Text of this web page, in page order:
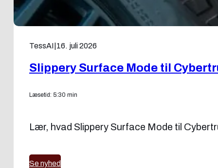
TessAI 16. juli 2026
Slippery Surface Mode til
Læsetid: 5:30 min
Lær, hvad Slippery Surface Mode til
Se nyhed